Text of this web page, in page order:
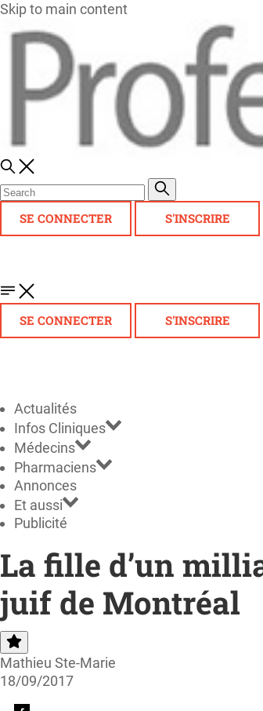
Skip to main content
SE CONNECTER S'INSCRIRE
SE CONNECTER S'INSCRIRE
Actualités
Infos Cliniques
Médecins
Pharmaciens
Annonces
Et aussi
Publicité
La fille d’un
juif de Montréal
Mathieu Ste-Marie
18/09/2017